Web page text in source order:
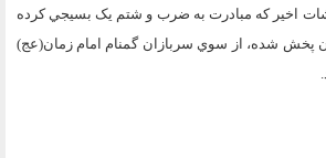
اخير که مبادرت به ضرب و شتم يک بسيجي کرده
پخش شده، از سوي سربازان گمنام امام زمان(عج)